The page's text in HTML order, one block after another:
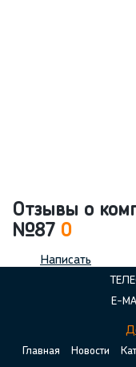
Отзывы о
№87 0
Написать
E-
Главная
Новости